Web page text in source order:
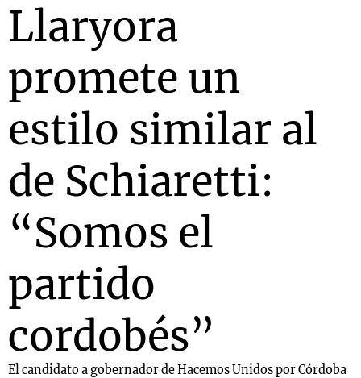
Llaryora
promete un
estilo similar al
de Schiaretti:
“Somos el
partido
cordobés”
El candidato a gobernador de Hacemos Unidos por Córdoba